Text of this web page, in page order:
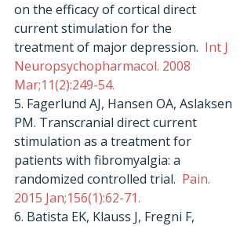
on the efficacy of cortical direct
current stimulation for the
treatment of major depression. Int J
Neuropsychopharmacol. 2008
Mar;11(2):249-54.
5. Fagerlund AJ, Hansen OA, Aslaksen
PM. Transcranial direct current
stimulation as a treatment for
patients with fibromyalgia: a
randomized controlled trial. Pain.
2015 Jan;156(1):62-71.
6. Batista EK, Klauss J, Fregni F,